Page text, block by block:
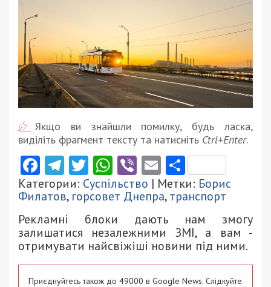
Якщо ви знайшли помилку, будь ласка,
виділіть фрагмент тексту та натисніть Ctrl+Enter.
Facebook
Telegram
Twitter
WhatsApp
ViberEmail
Категории: Суспільство | Метки: Борис
Филатов, горсовет Днепра,транспорт
Рекламні блоки дають нам змогу
залишатися незалежними ЗМІ, а вам -
отримувати найсвіжіші новини під ними.
Приєднуйтесь також до 49000 в Google News. Слідкуйте